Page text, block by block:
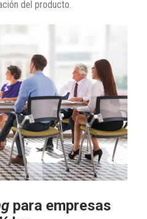
del producto.
para empresas